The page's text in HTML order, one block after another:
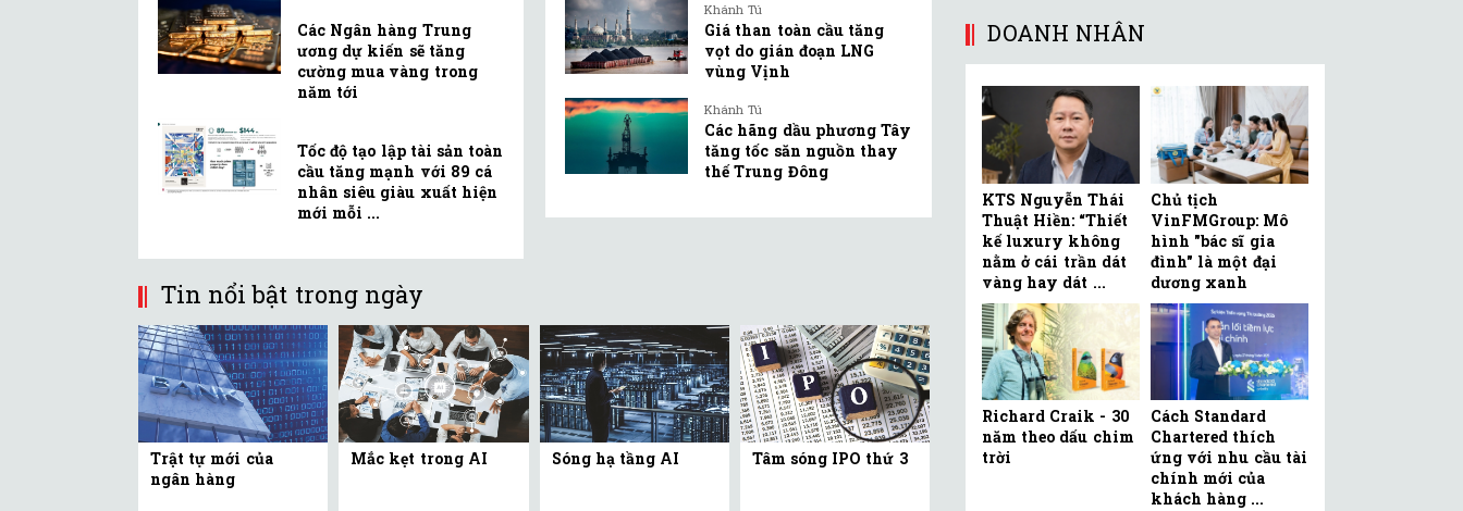
Các Ngân hàng Trung
ương dự kiến sẽ tăng
cường mua vàng trong
năm tới
Tốc độ tạo lập tài sản toàn
cầu tăng mạnh với 89 cá
nhân siêu giàu xuất hiện
mới mỗi ...
Khánh Tú
Giá than toàn cầu tăng
vọt do gián đoạn LNG
vùng Vịnh
Khánh Tú
Các hãng dầu phương Tây
tăng tốc săn nguồn thay
thế Trung Đông
Tin nổi bật trong ngày
Trật tự mới của
ngân hàng
Mắc kẹt trong AI Sóng hạ tầng AI Tâm sóng IPO thứ 3
DOANH NHÂN
KTS Nguyễn Thái
Thuật Hiền: “Thiết
kế luxury không
nằm ở cái trần dát
vàng hay dát ...
Chủ tịch
VinFMGroup: Mô
hình "bác sĩ gia
đình" là một đại
dương xanh
Richard Craik - 30
năm theo dấu chim
trời
Cách Standard
Chartered thích
ứng với nhu cầu tài
chính mới của
khách hàng ...